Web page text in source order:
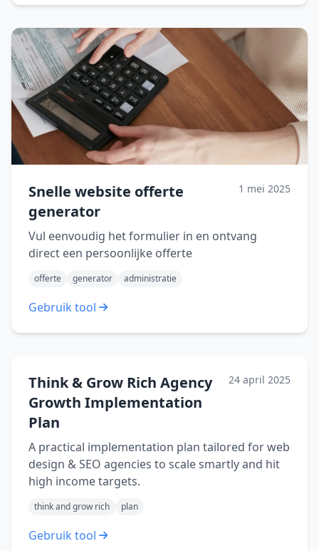
Snelle website offerte
generator
1 mei 2025
Vul eenvoudig het formulier in en ontvang
direct een persoonlijke offerte
offerte generator administratie
Gebruik tool
Think & Grow Rich Agency
Growth Implementation
Plan
24 april 2025
A practical implementation plan tailored for web
design & SEO agencies to scale smartly and hit
high income targets.
think and grow rich plan
Gebruik tool